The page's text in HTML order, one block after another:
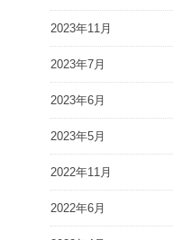
2023年11月
2023年7月
2023年6月
2023年5月
2022年11月
2022年6月